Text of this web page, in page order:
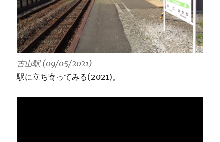
古山駅 (09/05/2021)
駅に立ち寄ってみる(2021)。